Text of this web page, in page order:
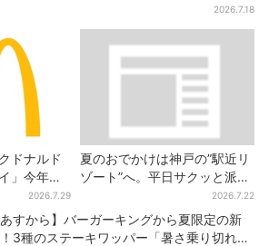
2026.7.18
ドナルド
」今年も
夏限定メ
2026.7.29
夏のおでかけは神戸の”駅近リ
ゾート”へ。平日サクッと派
も、休日ガッツリ派も！タイ
パ抜群、約20種の楽しみ方
2026.7.22
あすから】バーガーキングから夏限定の新
3種のステーキワッパー「暑さ乗り切れそ